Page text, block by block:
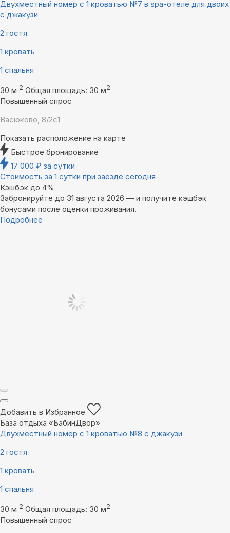
Двухместный номер с 1 кроватью №7 в spa-отеле для двоих
с джакузи
2 гостя
1 кровать
1 спальня
30 м 2 Общая площадь: 30 м2
Повышенный спрос
Васюково, 8/2с1
Показать расположение на карте
Быстрое бронирование
17 000 ₽ за сутки
Стоимость за 1 сутки при заезде сегодня
Кэшбэк до 4%
Забронируйте до 31 августа 2026 — и получите кэшбэк
бонусами после оценки проживания.
Подробнее
Добавить в Избранное
База отдыха «БабинДвор»
Двухместный номер с 1 кроватью №8 с джакузи
2 гостя
1 кровать
1 спальня
30 м 2 Общая площадь: 30 м2
Повышенный спрос